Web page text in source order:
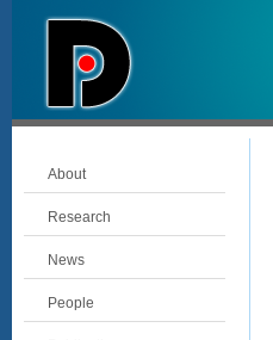
About
Research
News
People